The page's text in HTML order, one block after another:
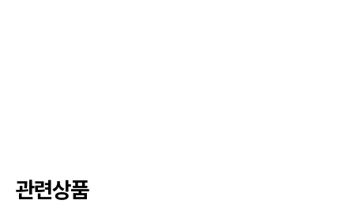
관련상품